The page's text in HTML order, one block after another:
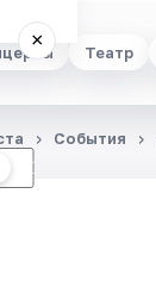
Театр
×
☾
События